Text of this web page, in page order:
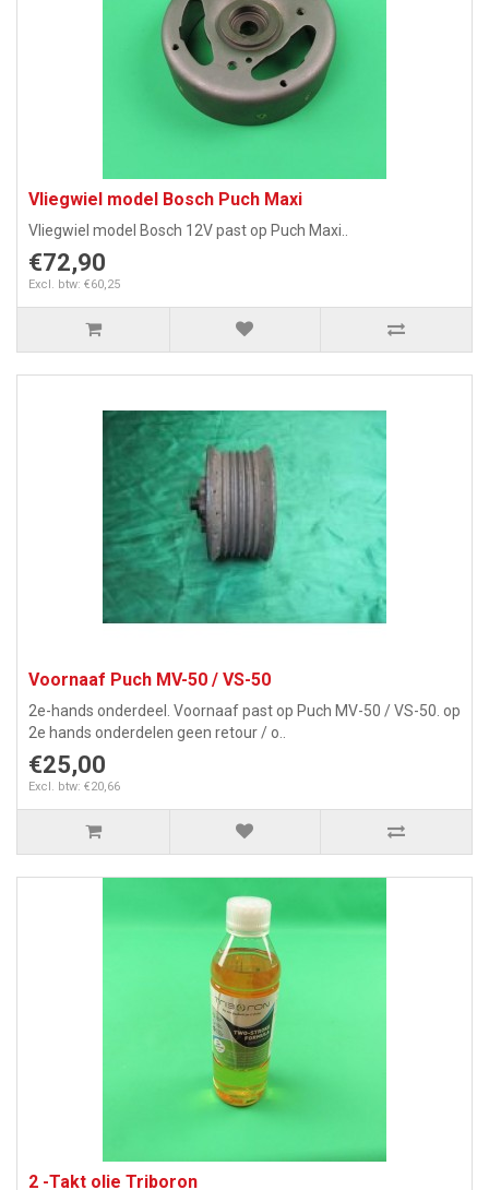
Vliegwiel model Bosch Puch Maxi
Vliegwiel model Bosch 12V past op Puch Maxi..
€72,90
Excl. btw: €60,25
Voornaaf Puch MV-50 / VS-50
2e-hands onderdeel. Voornaaf past op Puch MV-50 / VS-50. op
2e hands onderdelen geen retour / o..
€25,00
Excl. btw: €20,66
2 -Takt olie Triboron